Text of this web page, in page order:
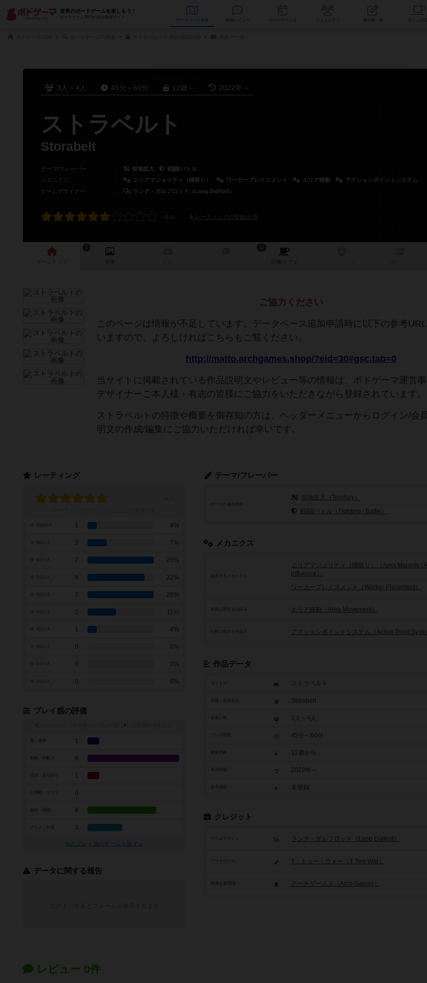
世界のボードゲームを楽しもう！
ボードゲーム専門の総合情報サイト
データベース コミュニティ
3人～4人 45分～60分 12歳～ 2022年～
ストラベルト
Storabelt
テーマ/フレーバー ： 領地拡大
戦闘/バトル
メカニクス
： エリアマジョリティ（陣取り） ワーカープレイスメント エリア移動
アクションポイントシステム
ゲームデザイナー
： ラング・ダルフロッド（Lang Dalflod）
レーティングの登録/分布
ゲーム 画像 店舗/ カフェ
ご協力ください
このページは情報が不足しています。データベース追加申請時に以下の参考
いますので、よろしければこちらもご覧ください。
http://matto.archgames.shop/?eid=30#gsc.tab=0
当サイトに掲載されている作品説明文やレビュー等の情報は、ボドゲーマ運営
デザイナーご本人様・有志の皆様にご協力をいただきながら登録されています。
ストラベルトの特徴や概要を御存知の方は、ヘッダーメニューからログイン/会
明文の作成/編集にご協力いただければ幸いです。
テーマ/フレーバー
ゲームの基本目的
領地拡大（Territory）
戦闘/バトル（Fighting / Battle）
メカニクス
頻出するメカニクス
エリアマジョリティ（陣取り）（Area Majority /
influence）
ワーカープレイスメント（Worker Placement）
移動に関する仕組み エリア移動（Area Movement）
行動に関する仕組み アクションポイントシステム（Action Point
作品データ
タイトル ストラベルト
Storabelt
参加人数 3人～4人
45分～60分
12歳から
2022年～
参考価格 未登録
クレジット
ゲームデザイン ラング・ダルフロッド（Lang Dalflod）
アートワーク T・トゥー・ウォー（T Two War）
アーチゲームズ（Arch Games）
レーティング
1 4%
2 7%
7 26%
7点の人 6 22%
7 26%
3 11%
1 4%
0 0%
0 0%
0 0%
プレイ感の評価
※
1
戦略・判断力 8
1
0
6
アート・外見 3
似たプレイ感のゲームを探す→
データに関する報告
レビュー 0件